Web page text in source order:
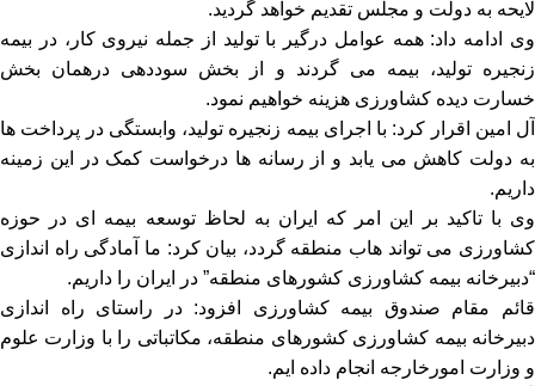
لایحه به دولت و مجلس تقدیم خواهد گردید.
وی ادامه داد: همه عوامل درگیر با تولید از جمله نیروی کار، در بیمه
زنجیره تولید، بیمه می گردند و از بخش سوددهی درهمان بخش
خسارت دیده کشاورزی هزینه خواهیم نمود.
آل امین اقرار کرد: با اجرای بیمه زنجیره تولید، وابستگی در پرداخت ها
به دولت کاهش می یابد و از رسانه ها درخواست کمک در این زمینه
داریم.
وی با تاکید بر این امر که ایران به لحاظ توسعه بیمه ای در حوزه
کشاورزی می تواند هاب منطقه گردد، بیان کرد: ما آمادگی راه اندازی
“دبیرخانه بیمه کشاورزی کشورهای منطقه” در ایران را داریم.
قائم مقام صندوق بیمه کشاورزی افزود: در راستای راه اندازی
دبیرخانه بیمه کشاورزی کشورهای منطقه، مکاتباتی را با وزارت علوم
و وزارت امورخارجه انجام داده ایم.